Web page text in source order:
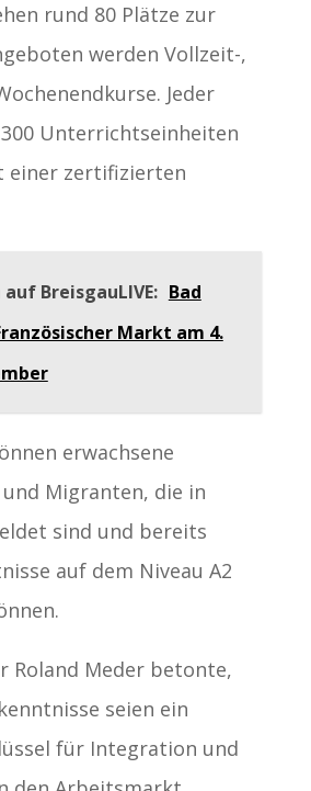
rund 80 Plätze zur
werden Vollzeit-,
Jeder
Unterrichtseinheiten
einer zertifizierten
BreisgauLIVE: Bad
Markt am 4.
erwachsene
Migranten, die in
sind und bereits
auf dem Niveau A2
Roland Meder betonte,
seien ein
für Integration und